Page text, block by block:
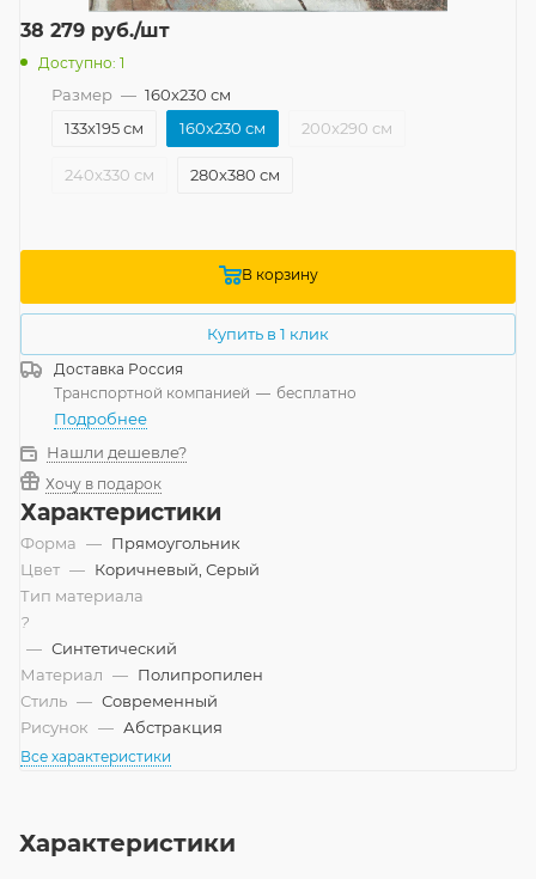
38 279 руб./шт
Доступно: 1
Размер — 160x230 см
133x195 см
160x230 см 200x290 см
240x330 см 280x380 см
В корзину
Купить в 1 клик
Доставка Россия
Транспортной компанией — бесплатно
Подробнее
Нашли дешевле?
Хочу в подарок
Характеристики
Форма — Прямоугольник
Цвет — Коричневый, Серый
Тип материала
?
— Синтетический
Материал — Полипропилен
Стиль — Современный
Рисунок — Абстракция
Все характеристики
Характеристики